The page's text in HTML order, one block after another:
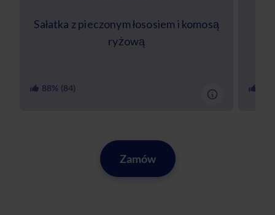
Sałatka z pieczonym łososiem i komosą
ryżową
88% (84)
Zamów